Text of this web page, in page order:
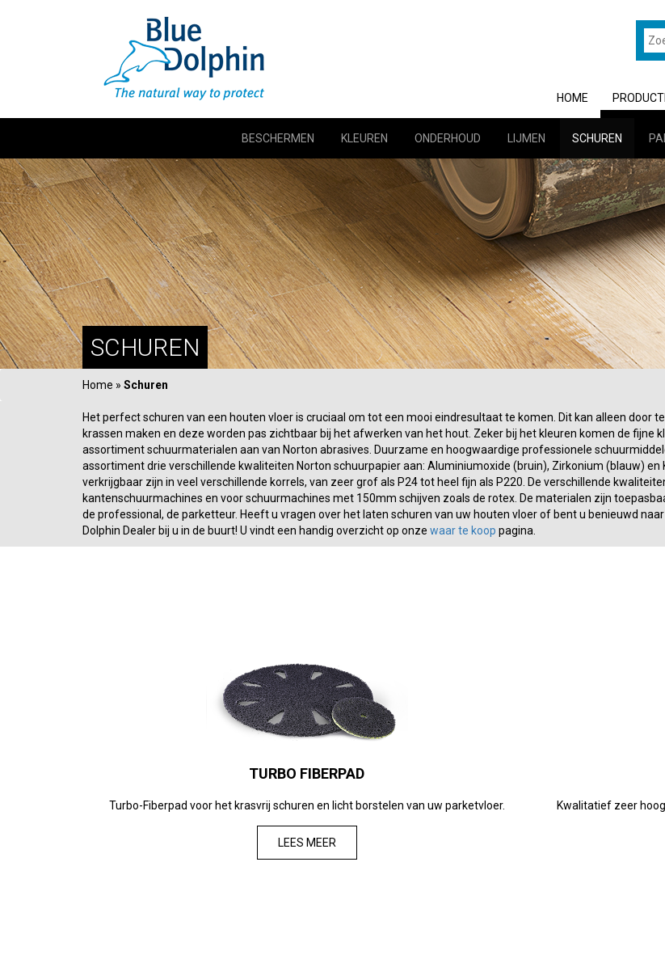
HOME
BESCHERMEN KLEUREN ONDERHOUD LIJMEN SCHUREN
SCHUREN
Home » Schuren
Het perfect schuren van een houten vloer is cruciaal om tot een mooi eindresultaat te komen. Dit kan alleen
krassen maken en deze worden pas zichtbaar bij het afwerken van het hout. Zeker bij het kleuren komen de fijne
assortiment schuurmaterialen aan van Norton abrasives. Duurzame en hoogwaardige professionele
assortiment drie verschillende kwaliteiten Norton schuurpapier aan: Aluminiumoxide (bruin), Zirkonium (blauw)
verkrijgbaar zijn in veel verschillende korrels, van zeer grof als P24 tot heel fijn als P220. De verschillende
kantenschuurmachines en voor schuurmachines met 150mm schijven zoals de rotex. De materialen zijn
de professional, de parketteur. Heeft u vragen over het laten schuren van uw houten vloer of bent u benieuwd
Dolphin Dealer bij u in de buurt! U vindt een handig overzicht op onze waar te koop pagina.
TURBO FIBERPAD
Turbo-Fiberpad voor het krasvrij schuren en licht borstelen van uw parketvloer.
LEES MEER
Kwalitatief zeer